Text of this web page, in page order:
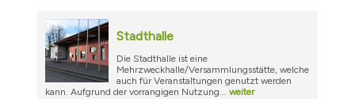
Stadthalle
Die Stadthalle ist eine
Mehrzweckhalle/Versammlungsstätte, welche
auch für Veranstaltungen genutzt werden
kann. Aufgrund der vorrangigen Nutzung... weiter